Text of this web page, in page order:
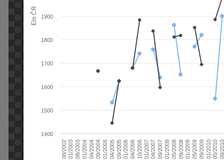
Elo ČR
08/200201/200308/200301/200404/200409/200401/200504/200509/200501/200604/200610/200601/200704/200709/200701/200805/200809/200801/200905/200909/200901/201005/201009/
1400
1500
1600
1700
1800
1900